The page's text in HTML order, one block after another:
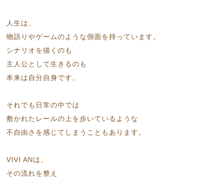
人生は、
物語りやゲームのような側面を持っています。
シナリオを描くのも
主人公として生きるのも
本来は自分自身です。
それでも日常の中では
敷かれたレールの上を歩いているような
不自由さを感じてしまうこともあります。
VIVI ANは、
その流れを整え